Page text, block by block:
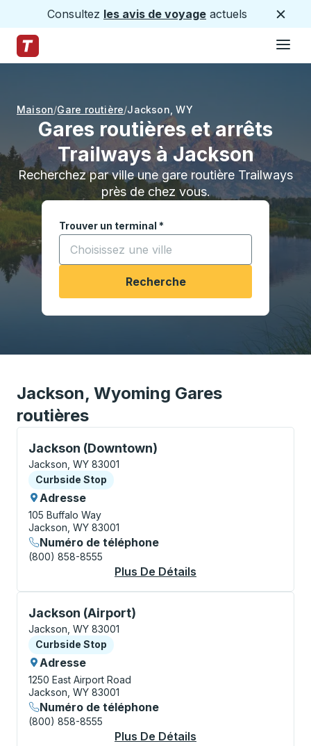
Consultez les avis de voyage actuels
Page d'accueil des sentiers
Maison Gare routière Jackson ,WY
Gares routières et arrêts
Trailways à Jackson
Recherchez par ville une gare routière Trailways
près de chez vous.
Trouver un terminal *
Commencez à saisir une ville pour ouvrir les
Recherche
Jackson, Wyoming Gares
routières
Jackson (Downtown)
Curbside Stop, utilisez les touches fléchées ou la
Jackson, WY 83001
Curbside Stop
Curbside Stop
Adresse
105 Buffalo Way
Jackson, WY 83001
Numéro de téléphone
(800) 858-8555
Plus De Détails
Jackson (Airport)
Curbside Stop, utilisez les touches fléchées ou la
Jackson, WY 83001
Curbside Stop
Curbside Stop
Adresse
1250 East Airport Road
Jackson, WY 83001
Numéro de téléphone
(800) 858-8555
Plus De Détails